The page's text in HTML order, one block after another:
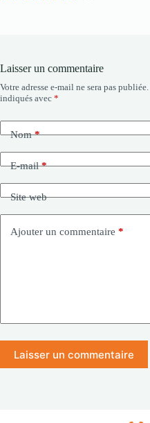
Laisser un commentaire
Votre adresse e-mail ne sera pas publiée.
indiqués avec *
Nom*
E-mail*
Site web
Ajouter un commentaire *
Laisser un commentaire